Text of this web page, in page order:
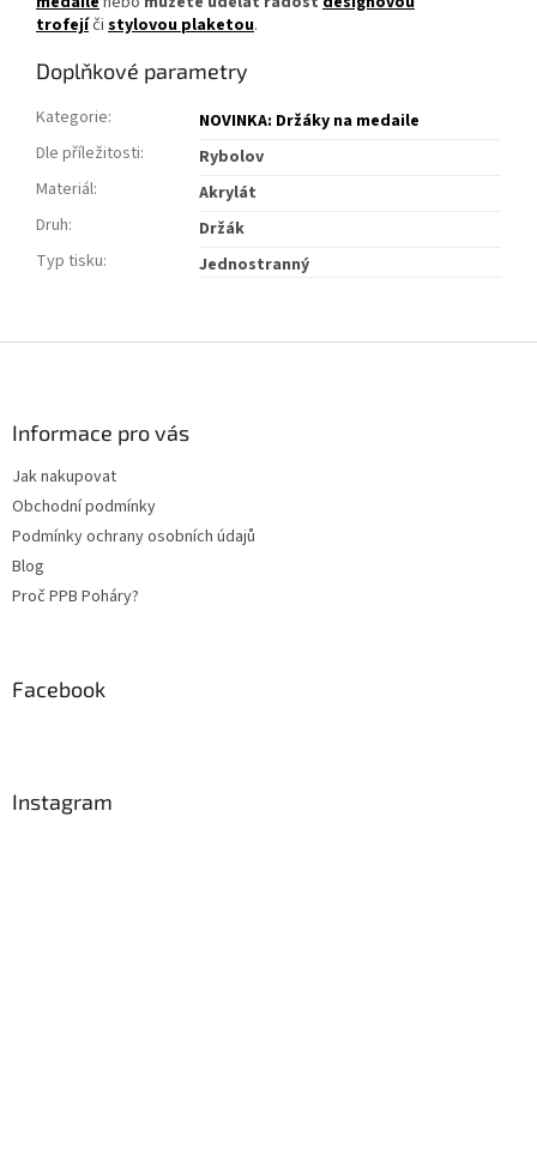
trofejíči stylovou plaketou.
Doplňkové parametry
Kategorie:
NOVINKA: Držáky na medaile
Dle příležitosti:
Rybolov
Materiál:
Akrylát
Druh:
Držák
Typ tisku: Jednostranný
Informace pro vás
Jak nakupovat
Obchodní podmínky
Podmínky ochrany osobních údajů
Blog
Proč PPB Poháry?
Facebook
Instagram